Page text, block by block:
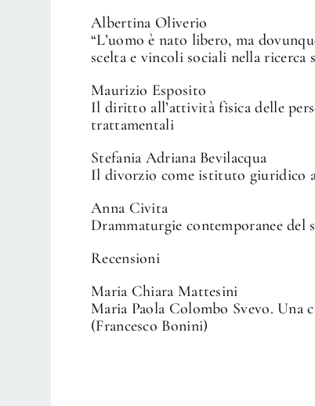
Albertina Oliverio
“L’uomo è nato libero, ma
scelta e vincoli sociali nella ricerca
Maurizio Esposito
Il diritto all’attività fisica delle
trattamentali
Stefania Adriana Bevilacqua
Il divorzio come istituto giuridico a
Anna Civita
Drammaturgie contemporanee del
Recensioni
Maria Chiara Mattesini
Maria Paola Colombo Svevo. Una
(Francesco Bonini)